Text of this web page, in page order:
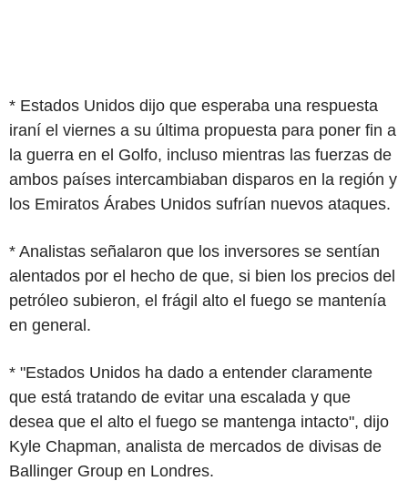
* Estados Unidos dijo que esperaba una respuesta
iraní el viernes a su última propuesta para poner fin a
la guerra en el Golfo, incluso mientras las fuerzas de
ambos países intercambiaban disparos en la región y
los Emiratos Árabes Unidos sufrían nuevos ataques.
* Analistas señalaron que los inversores se sentían
alentados por el hecho de que, si bien los precios del
petróleo subieron, el frágil alto el fuego se mantenía
en general.
* "Estados Unidos ha dado a entender claramente
que está tratando de evitar una escalada y que
desea que el alto el fuego se mantenga intacto", dijo
Kyle Chapman, analista de mercados de divisas de
Ballinger Group en Londres.